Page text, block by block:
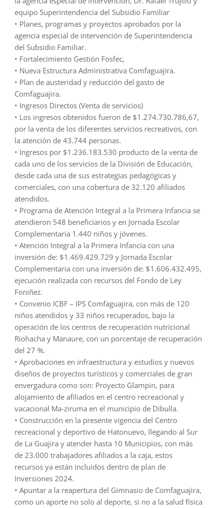
equipo Superintendencia del Subsidio Familiar
• Planes, programas y proyectos aprobados por la
agencia especial de intervención de Superintendencia
del Subsidio Familiar.
• Fortalecimiento Gestión Fosfec,
• Nueva Estructura Administrativa Comfaguajira.
• Plan de austeridad y reducción del gasto de
Comfaguajira.
• Ingresos Directos (Venta de servicios)
• Los ingresos obtenidos fueron de $1.274.730.786,67,
por la venta de los diferentes servicios recreativos, con
la atención de 43.744 personas.
• Ingresos por $1.236.183.530 producto de la venta de
cada uno de los servicios de la División de Educación,
desde cada una de sus estrategias pedagógicas y
comerciales, con una cobertura de 32.120 afiliados
atendidos.
• Programa de Atención Integral a la Primera Infancia se
atendieron 548 beneficiarios y en Jornada Escolar
Complementaria 1.440 niños y jóvenes.
• Atención Integral a la Primera Infancia con una
inversión de: $1.469.429.729 y Jornada Escolar
Complementaria con una inversión de: $1.606.432.495,
ejecución realizada con recursos del Fondo de Ley
Foniñez.
• Convenio ICBF – IPS Comfaguajira, con más de 120
niños atendidos y 33 niños recuperados, bajo la
operación de los centros de recuperación nutricional
Riohacha y Manaure, con un porcentaje de recuperación
del 27 %.
• Aprobaciones en infraestructura y estudios y nuevos
diseños de proyectos turísticos y comerciales de gran
envergadura como son: Proyecto Glampin, para
alojamiento de afiliados en el centro recreacional y
vacacional Ma-ziruma en el municipio de Dibulla.
• Construcción en la presente vigencia del Centro
recreacional y deportivo de Hatonuevo, llegando al Sur
de La Guajira y atender hasta 10 Municipios, con más
de 23.000 trabajadores afiliados a la caja, estos
recursos ya están incluidos dentro de plan de
Inversiones 2024.
• Apuntar a la reapertura del Gimnasio de Comfaguajira,
como un aporte no solo al deporte, si no a la salud física